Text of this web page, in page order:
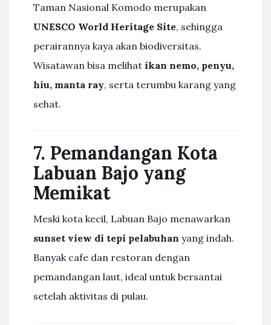
Taman Nasional Komodo merupakan
UNESCO World Heritage Site, sehingga
perairannya kaya akan biodiversitas.
Wisatawan bisa melihat ikan nemo, penyu,
hiu, manta ray, serta terumbu karang yang
sehat.
7. Pemandangan Kota
Labuan Bajo yang
Memikat
Meski kota kecil, Labuan Bajo menawarkan
sunset view di tepi pelabuhan yang indah.
Banyak cafe dan restoran dengan
pemandangan laut, ideal untuk bersantai
setelah aktivitas di pulau.